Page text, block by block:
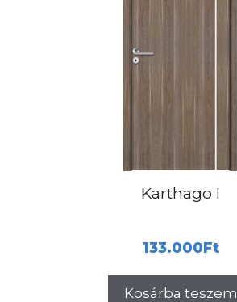
Karthago I
133.000Ft
Kosárba teszem